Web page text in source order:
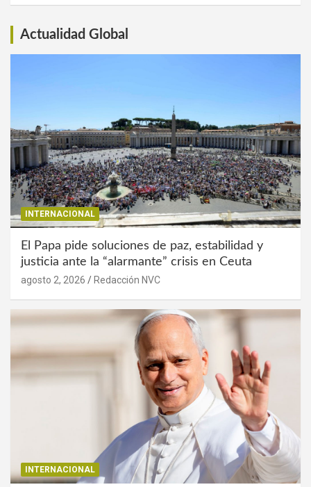
Actualidad Global
INTERNACIONAL
El Papa pide soluciones de paz, estabilidad y
justicia ante la “alarmante” crisis en Ceuta
agosto 2, 2026 Redacción NVC
INTERNACIONAL